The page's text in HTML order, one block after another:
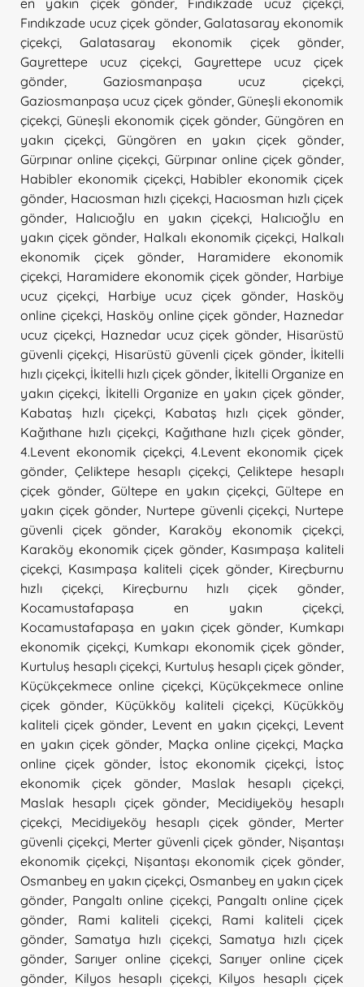
Fındıkzade ucuz çiçek gönder,Galatasaray ekonomik
çiçekçi
Galatasaray ekonomik çiçek gönder
Gayrettepe ucuz çiçekçi
Gayrettepe ucuz çiçek
gönder
Gaziosmanpaşa ucuz çiçekçi
Gaziosmanpaşa ucuz çiçek gönder, Güneşli ekonomik
çiçekçi Güneşli ekonomik çiçek gönder ,Güngören en
yakın çiçekçi
Güngören en yakın çiçek gönder
Gürpınar online çiçekçi Gürpınar online çiçek gönder
Habibler ekonomik çiçekçi, Habibler ekonomik çiçek
gönder Hacıosman hızlı çiçekçi, Hacıosman hızlı çiçek
gönder
Halıcıoğlu en yakın çiçekçi, Halıcıoğlu en
yakın çiçek gönder Halkalı ekonomik çiçekçi Halkalı
ekonomik çiçek gönder
Haramidere ekonomik
çiçekçi Haramidere ekonomik çiçek gönder Harbiye
ucuz çiçekçi
Harbiye ucuz çiçek gönder, Hasköy
online çiçekçi, Hasköy online çiçek gönder, Haznedar
ucuz çiçekçi, Haznedar ucuz çiçek gönder Hisarüstü
güvenli çiçekçi Hisarüstü güvenli çiçek gönder, İkitelli
hızlı çiçekçi İkitelli hızlı çiçek gönder İkitelli Organize en
yakın çiçekçi İkitelli Organize en yakın çiçek gönder
Kabataş hızlı çiçekçi, Kabataş hızlı çiçek gönder
Kağıthane hızlı çiçekçi, Kağıthane hızlı çiçek gönder
4.Levent ekonomik çiçekçi 4.Levent ekonomik çiçek
gönder
Çeliktepe hesaplı çiçekçi,Çeliktepe hesaplı
çiçek gönder, Gültepe en yakın çiçekçi ,Gültepe en
yakın çiçek gönder Nurtepe güvenli çiçekçi Nurtepe
güvenli çiçek gönder, Karaköy ekonomik çiçekçi
Karaköy ekonomik çiçek gönder, Kasımpaşa kaliteli
çiçekçi Kasımpaşa kaliteli çiçek gönder, Kireçburnu
hızlı çiçekçi, Kireçburnu hızlı çiçek gönder
Kocamustafapaşa en yakın çiçekçi
Kocamustafapaşa en yakın çiçek gönder Kumkapı
ekonomik çiçekçi, Kumkapı ekonomik çiçek gönder
Kurtuluş hesaplı çiçekçi Kurtuluş hesaplı çiçek gönder
Küçükçekmece online çiçekçi, Küçükçekmece online
çiçek gönder, Küçükköy kaliteli çiçekçi
Küçükköy
kaliteli çiçek gönder Levent en yakın çiçekçi Levent
en yakın çiçek gönder Maçka online çiçekçi, Maçka
online çiçek gönder, İstoç ekonomik çiçekçi
İstoç
ekonomik çiçek gönder, Maslak hesaplı çiçekçi
Maslak hesaplı çiçek gönder
Mecidiyeköy hesaplı
çiçekçi
Mecidiyeköy hesaplı çiçek gönder
Merter
güvenli çiçekçi, Merter güvenli çiçek gönder, Nişantaşı
ekonomik çiçekçi Nişantaşı ekonomik çiçek gönder
Osmanbey en yakın çiçekçi Osmanbey en yakın çiçek
gönder Pangaltı online çiçekçi, Pangaltı online çiçek
gönder
Rami kaliteli çiçekçi, Rami kaliteli çiçek
gönder ,Samatya hızlı çiçekçi, Samatya hızlı çiçek
gönder ,Sarıyer online çiçekçi, Sarıyer online çiçek
gönder
Kilyos hesaplı çiçekçi, Kilyos hesaplı çiçek